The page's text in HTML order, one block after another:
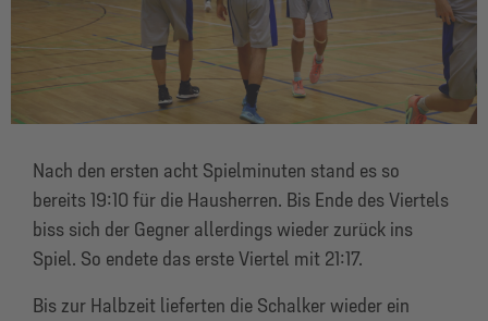
Nach den ersten acht Spielminuten stand es so
bereits 19:10 für die Hausherren. Bis Ende des Viertels
biss sich der Gegner allerdings wieder zurück ins
Spiel. So endete das erste Viertel mit 21:17.
Bis zur Halbzeit lieferten die Schalker wieder ein